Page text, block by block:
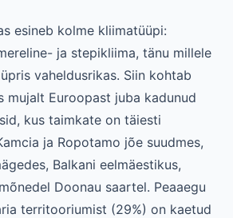
esineb kolme kliimatüüpi:
ja stepikliima, tänu millele
vaheldusrikas. Siin kohtab
mujalt Euroopast juba kadunud
kus taimkate on täiesti
ja Ropotamo jõe suudmes,
Balkani eelmäestikus,
Doonau saartel. Peaaegu
territooriumist (29%) on kaetud